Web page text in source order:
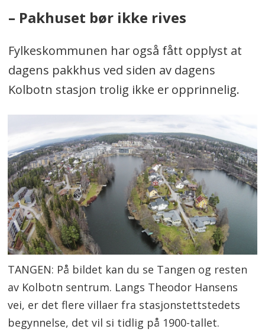
– Pakhuset bør ikke rives
Fylkeskommunen har også fått opplyst at
dagens pakkhus ved siden av dagens
Kolbotn stasjon trolig ikke er opprinnelig.
TANGEN: På bildet kan du se Tangen og resten
av Kolbotn sentrum. Langs Theodor Hansens
vei, er det flere villaer fra stasjonstettstedets
begynnelse, det vil si tidlig på 1900-tallet.